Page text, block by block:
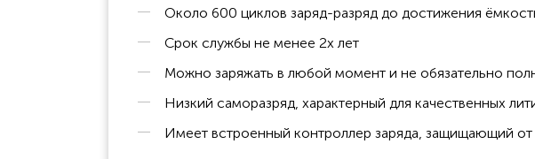
Около 600 циклов заряд-разряд до достижения
Срок службы не менее 2х лет
Можно заряжать в любой момент и не обязательно
Низкий саморазряд, характерный для качественных
Имеет встроенный контроллер заряда, защищающий от